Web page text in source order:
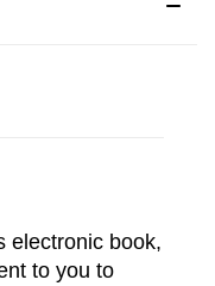
electronic book,
to you to